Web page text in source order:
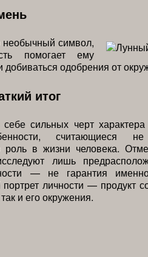
символ,
помогает ему
одобрения от
итог
сильных черт
считающиеся
роль в жизни человека.
лишь
— не гарантия
личности — продукт
и его окружения.